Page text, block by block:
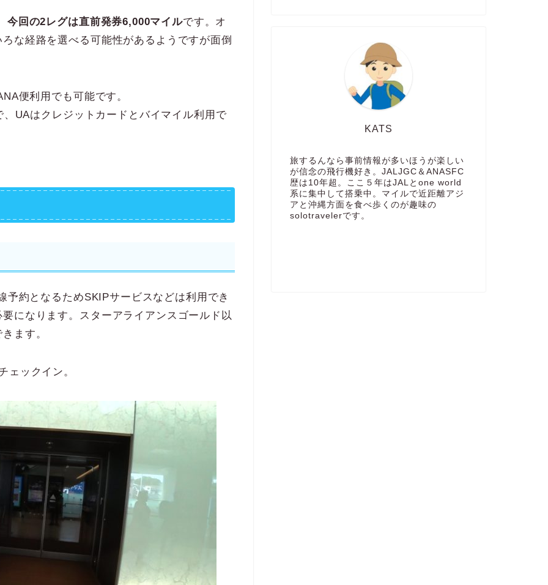
今回の2レグは直前発券6,000マイルです。オ
な経路を選べる可能性があるようですが面倒
便利用でも可能です。
UAはクレジットカードとバイマイル利用で
予約となるためSKIPサービスなどは利用でき
になります。スターアライアンスゴールド以
ます。
ェックイン。
KATS
旅するんなら事前情報が多いほうが楽しい
が信念の飛行機好き。JALJGC＆ANASFC
歴は10年超。ここ５年はJALとone world
系に集中して搭乗中。マイルで近距離アジ
アと沖縄方面を食べ歩くのが趣味の
solotravelerです。